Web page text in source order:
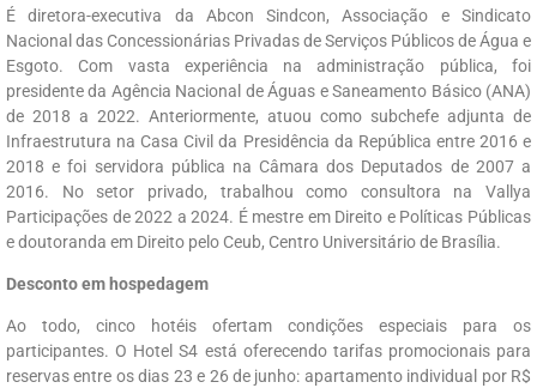
É diretora-executiva da Abcon Sindcon, Associação e Sindicato
Nacional das Concessionárias Privadas de Serviços Públicos de Água e
Esgoto. Com vasta experiência na administração pública, foi
presidente da Agência Nacional de Águas e Saneamento Básico (ANA)
de 2018 a 2022. Anteriormente, atuou como subchefe adjunta de
Infraestrutura na Casa Civil da Presidência da República entre 2016 e
2018 e foi servidora pública na Câmara dos Deputados de 2007 a
2016. No setor privado, trabalhou como consultora na Vallya
Participações de 2022 a 2024. É mestre em Direito e Políticas Públicas
e doutoranda em Direito pelo Ceub, Centro Universitário de Brasília.
Desconto em hospedagem
Ao todo, cinco hotéis ofertam condições especiais para os
participantes. O Hotel S4 está oferecendo tarifas promocionais para
reservas entre os dias 23 e 26 de junho: apartamento individual por R$